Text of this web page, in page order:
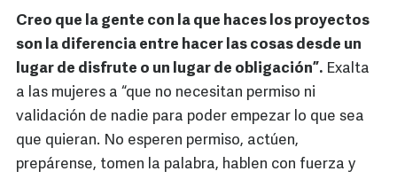
Creo que la gente con la que haces los proyectos
son la diferencia entre hacer las cosas desde un
lugar de disfrute o un lugar de obligación”. Exalta
a las mujeres a “que no necesitan permiso ni
validación de nadie para poder empezar lo que sea
que quieran. No esperen permiso, actúen,
prepárense, tomen la palabra, hablen con fuerza y